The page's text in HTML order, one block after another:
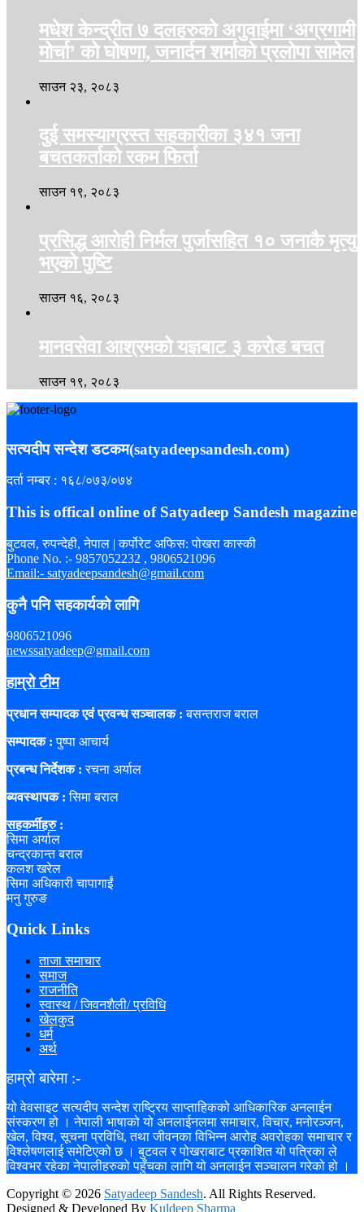
मधेश केन्द्रीत ७ दलहरुको अगुवाईमा ‘अग्रगामी
मोर्चा’ को घोषणा, जनार्दन शर्माको प्रलोपा सामेल
साउन २३, २०८३
दुई समस्याग्रस्त सहकारीका ३४१ जना
बचतकर्ताको रकम फिर्ता
साउन १९, २०८३
प्रसिद्ध आरोही निर्मल पुर्जासहित १० जनाकै मृत्यु
भएको पुष्टि
साउन १६, २०८३
मानवसेवा आश्रमको यज्ञबाट ३ करोड बचत
साउन १९, २०८३
सत्यदीप सन्देश डटकम(satyadeepsandesh.com)
दर्ता नम्बर : १६८/०७३/०७४
This is offical online of Satyadeep Sandesh magazine
बुटवल, रुपन्देही, नेपाल | कर्पोरेट अफिस: पोखरा कास्की
Phone No. :- 9857052232 , 9806521096
Email:- satyadeepsandesh@gmail.com
कुनै पनि सहकार्यको लागि
9806521096
newssatyadeep@gmail.com
हाम्रो टीम
प्रधान सम्पादक एवं प्रवन्ध सञ्चालक : बसन्तराज बराल
सम्पादक : पुष्पा आचार्य
प्रबन्ध निर्देशक : रचना अर्याल
ब्यवस्थापक : सिमा बराल
सहकर्मीहरु:
सिमा अर्याल
चन्द्रकान्त बराल
कलश खरेल
सिमा अधिकारी चापागाईं
मनु गुरुङ
Quick Links
ताजा समाचार
समाज
राजनीति
स्वास्थ / जिवनशैली/ प्रविधि
खेलकुद
धर्म
अर्थ
हाम्रो बारेमा :-
यो वेवसाइट सत्यदीप सन्देश राष्ट्रिय साप्ताहिकको आधिकारिक अनलाईन
संस्करण हो । नेपाली भाषाको यो अनलाईनलमा समाचार, विचार, मनोरञ्जन,
खेल, विश्व, सूचना प्रविधि, तथा जीवनका विभिन्न आरोह अवरोहका समाचार र
विश्लेषणलाई समेटिएको छ । बुटवल र पोखराबाट प्रकाशित यो पत्रिका ले
विश्वभर रहेका नेपालीहरुको पहुँचका लागि यो अनलाईन सञ्चालन गरेको हो ।
Copyright © 2026 Satyadeep Sandesh. All Rights Reserved.
Designed & Developed By Kuldeep Sharma